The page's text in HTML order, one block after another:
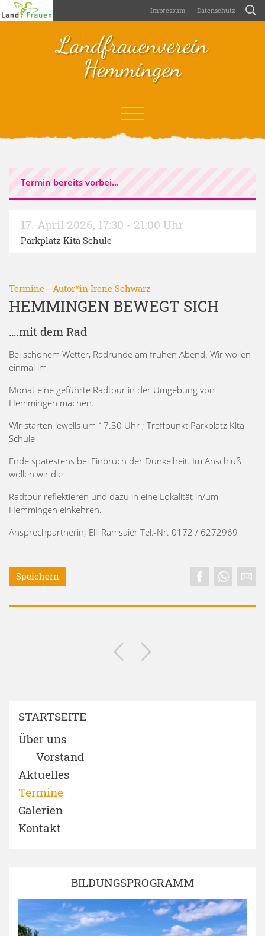
Impressum Datenschutz
Landfrauenverein
Hemmingen
Termin bereits vorbei...
17. April 2026, 17:30 - 21:00 Uhr
Parkplatz Kita Schule
Termine - Autor*in Irene Schwarz
HEMMINGEN BEWEGT SICH
….mit dem Rad
Bei schönem Wetter, Radrunde am frühen Abend. Wir wollen
einmal im
Monat eine geführte Radtour in der Umgebung von
Hemmingen machen.
Wir starten jeweils um 17.30 Uhr ; Treffpunkt Parkplatz Kita
Schule
Ende spätestens bei Einbruch der Dunkelheit. Im Anschluß
wollen wir die
Radtour reflektieren und dazu in eine Lokalität in/um
Hemmingen einkehren.
Ansprechpartnerin; Elli Ramsaier Tel.-Nr. 0172 / 6272969
Speichern
STARTSEITE
Über uns
Vorstand
Aktuelles
Termine
Galerien
Kontakt
BILDUNGSPROGRAMM